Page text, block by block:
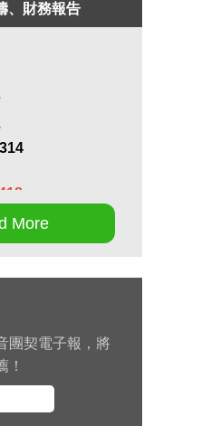
、財務報告
行營將於九月 11
2 日期間，總幹
團契部主任陳怡
組主任田正平傳
More
團契電子報，將
！